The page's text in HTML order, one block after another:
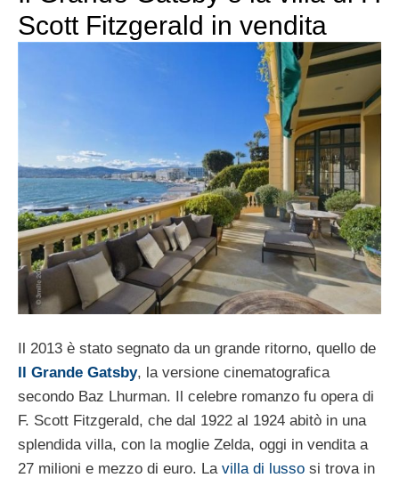
Scott Fitzgerald in vendita
Il 2013 è stato segnato da un grande ritorno, quello de
Il Grande Gatsby, la versione cinematografica
secondo Baz Lhurman. Il celebre romanzo fu opera di
F. Scott Fitzgerald, che dal 1922 al 1924 abitò in una
splendida villa, con la moglie Zelda, oggi in vendita a
27 milioni e mezzo di euro. Lavilla di lusso si trova in